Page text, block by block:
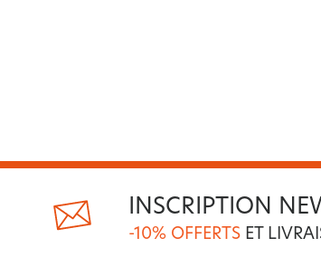
INSCRIPTION
-10% OFFERTS ET